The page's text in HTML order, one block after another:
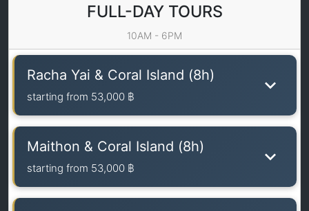
FULL-DAY TOURS
10AM - 6PM
Racha Yai & Coral Island (8h)
starting from 53,000 ฿
Maithon & Coral Island (8h)
starting from 53,000 ฿